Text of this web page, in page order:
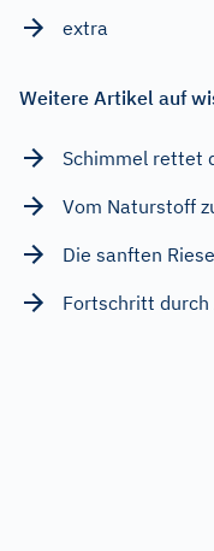
extra
Weitere Artikel auf
Schimmel rettet
Vom Naturstoff
Die sanften
Fortschritt